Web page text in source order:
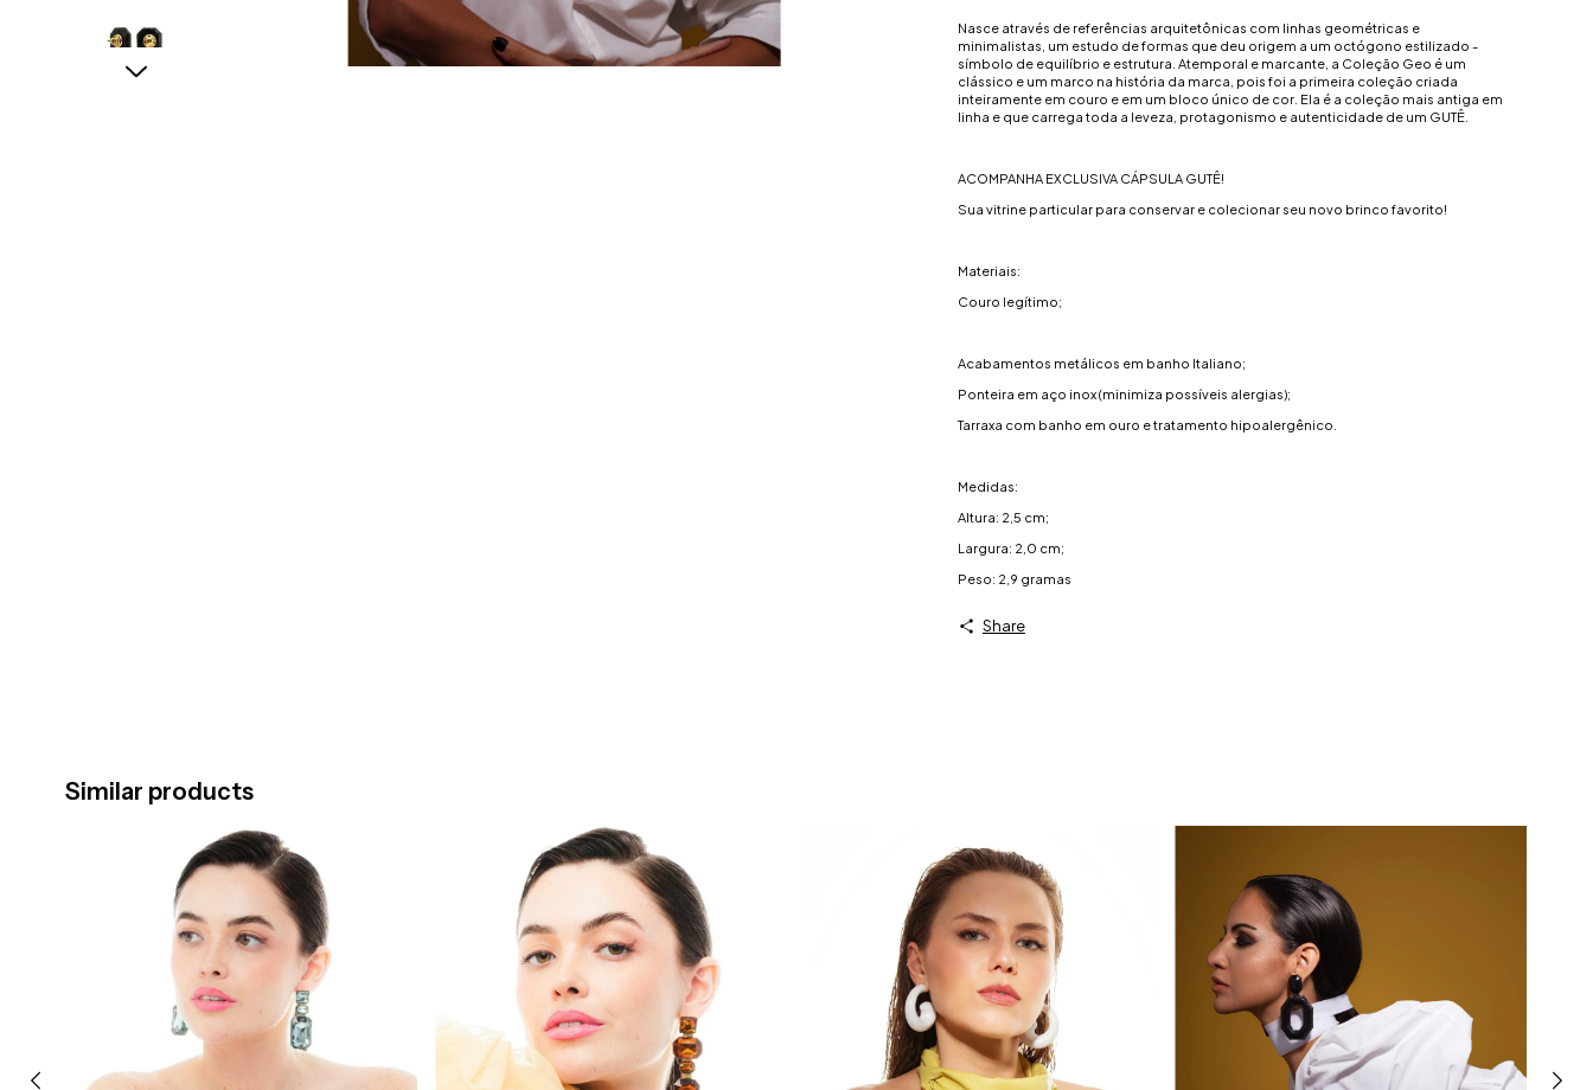
Nasce através de referências arquitetônicas com linhas geométricas e
minimalistas, um estudo de formas que deu origem a um octógono estilizado -
símbolo de equilíbrio e estrutura. Atemporal e marcante, a Coleção Geo é um
clássico e um marco na história da marca, pois foi a primeira coleção criada
inteiramente em couro e em um bloco único de cor. Ela é a coleção mais antiga em
linha e que carrega toda a leveza, protagonismo e autenticidade de um GUTÊ.
ACOMPANHA EXCLUSIVA CÁPSULA GUTÊ!
Sua vitrine particular para conservar e colecionar seu novo brinco favorito!
Materiais:
Couro legítimo;
Acabamentos metálicos em banho Italiano;
Ponteira em aço inox (minimiza possíveis alergias);
Tarraxa com banho em ouro e tratamento hipoalergênico.
Medidas:
Altura: 2,5 cm;
Largura: 2,0 cm;
Peso: 2,9 gramas
Share
Similar products